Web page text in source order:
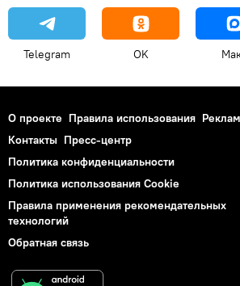
Telegram OK
О проекте Правила использования
Контакты Пресс-центр
Политика конфиденциальности
Политика использования Cookie
Правила применения рекомендательных
технологий
Обратная связь